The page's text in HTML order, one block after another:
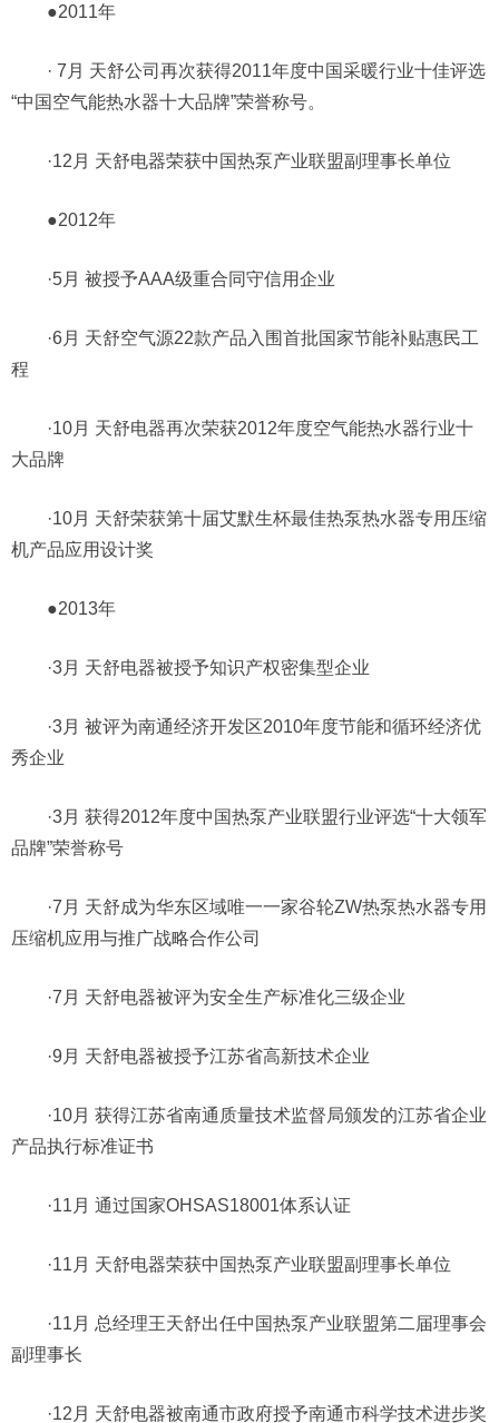
●2011年
· 7月 天舒公司再次获得2011年度中国采暖行业十佳评选
“中国空气能热水器十大品牌”荣誉称号。
·12月 天舒电器荣获中国热泵产业联盟副理事长单位
●2012年
·5月 被授予AAA级重合同守信用企业
·6月 天舒空气源22款产品入围首批国家节能补贴惠民工
程
·10月 天舒电器再次荣获2012年度空气能热水器行业十
大品牌
·10月 天舒荣获第十届艾默生杯最佳热泵热水器专用压缩
机产品应用设计奖
●2013年
·3月 天舒电器被授予知识产权密集型企业
·3月 被评为南通经济开发区2010年度节能和循环经济优
秀企业
·3月 获得2012年度中国热泵产业联盟行业评选“十大领军
品牌”荣誉称号
·7月 天舒成为华东区域唯一一家谷轮ZW热泵热水器专用
压缩机应用与推广战略合作公司
·7月 天舒电器被评为安全生产标准化三级企业
·9月 天舒电器被授予江苏省高新技术企业
·10月 获得江苏省南通质量技术监督局颁发的江苏省企业
产品执行标准证书
·11月 通过国家OHSAS18001体系认证
·11月 天舒电器荣获中国热泵产业联盟副理事长单位
·11月 总经理王天舒出任中国热泵产业联盟第二届理事会
副理事长
·12月 天舒电器被南通市政府授予南通市科学技术进步奖